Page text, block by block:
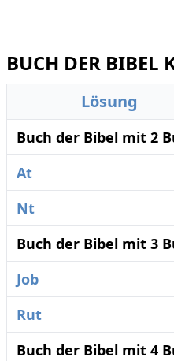
BUCH DER
Lösung
Buch der Bibel mit 2
At
Nt
Buch der Bibel mit 3
Job
Rut
Buch der Bibel mit 4